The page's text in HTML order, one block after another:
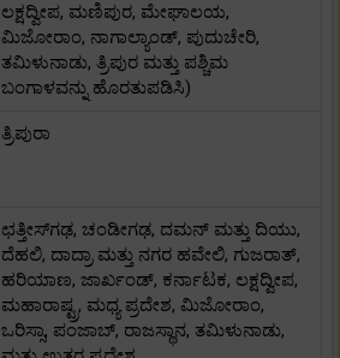
ಲಕ್ಷದ್ವೀಪ, ಮಣಿಪುರ, ಮೇಘಾಲಯ,
ಮಿಜೋರಾಂ, ನಾಗಾಲ್ಯಾಂಡ್, ಪುದುಚೇರಿ,
ತಮಿಳುನಾಡು, ತ್ರಿಪುರ ಮತ್ತು ಪಶ್ಚಿಮ
ಬಂಗಾಳವನ್ನು ಹೊರತುಪಡಿಸಿ)
ತ್ರಿಪುರಾ
ಛತ್ತೀಸ್‌ಗಢ, ಚಂಡೀಗಢ, ದಮನ್ ಮತ್ತು ದಿಯು,
ದೆಹಲಿ, ದಾದ್ರಾ ಮತ್ತು ನಗರ ಹವೇಲಿ, ಗುಜರಾತ್,
ಹರಿಯಾಣ, ಜಾರ್ಖಂಡ್, ಕರ್ನಾಟಕ, ಲಕ್ಷದ್ವೀಪ,
ಮಹಾರಾಷ್ಟ್ರ, ಮಧ್ಯ ಪ್ರದೇಶ, ಮಿಜೋರಾಂ,
ಒರಿಸ್ಸಾ, ಪಂಜಾಬ್, ರಾಜಸ್ಥಾನ, ತಮಿಳುನಾಡು,